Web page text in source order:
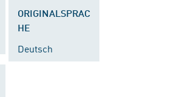
ORIGINALSPRAC
HE
Deutsch